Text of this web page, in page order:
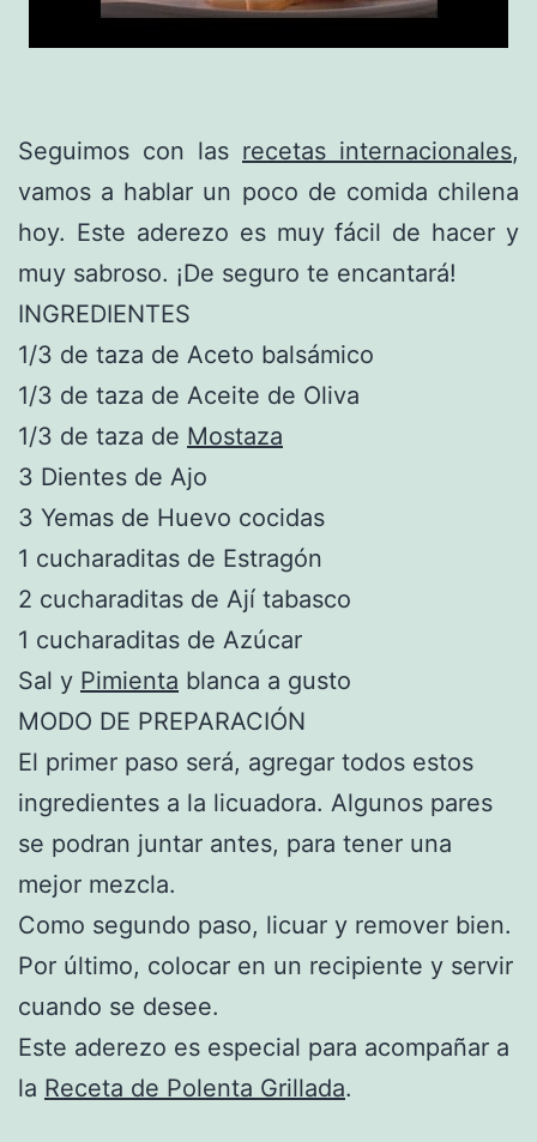
Seguimos con las recetas internacionales,
vamos a hablar un poco de comida chilena
hoy. Este aderezo es muy fácil de hacer y
muy sabroso. ¡De seguro te encantará!
INGREDIENTES
1/3 de taza de Aceto balsámico
1/3 de taza de Aceite de Oliva
1/3 de taza de Mostaza
3 Dientes de Ajo
3 Yemas de Huevo cocidas
1 cucharaditas de Estragón
2 cucharaditas de Ají tabasco
1 cucharaditas de Azúcar
Sal y Pimienta blanca a gusto
MODO DE PREPARACIÓN
El primer paso será, agregar todos estos
ingredientes a la licuadora. Algunos pares
se podran juntar antes, para tener una
mejor mezcla.
Como segundo paso, licuar y remover bien.
Por último, colocar en un recipiente y servir
cuando se desee.
Este aderezo es especial para acompañar a
la Receta de Polenta Grillada.